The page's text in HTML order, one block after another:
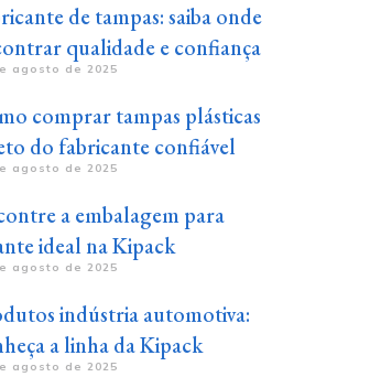
de tampas: saiba onde
qualidade e confiança
agosto de 2025
comprar tampas plásticas
do fabricante confiável
agosto de 2025
a embalagem para
ideal na Kipack
agosto de 2025
indústria automotiva:
a linha da Kipack
agosto de 2025